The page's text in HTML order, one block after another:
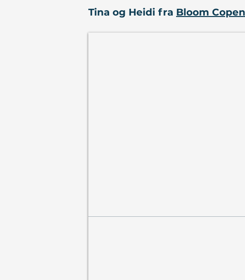
Tina og Heidi fra Bloom